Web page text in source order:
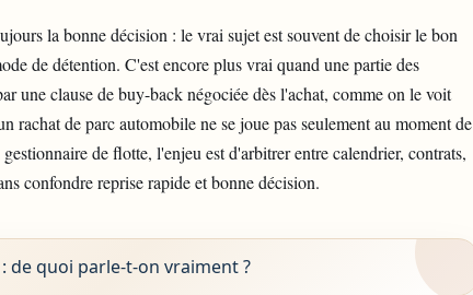
la bonne décision : le vrai sujet est souvent de choisir le bon
de détention. C'est encore plus vrai quand une partie des
une clause de buy-back négociée dès l'achat, comme on le voit
rachat de parc automobile ne se joue pas seulement au moment de
de flotte, l'enjeu est d'arbitrer entre calendrier, contrats,
confondre reprise rapide et bonne décision.
de quoi parle-t-on vraiment ?